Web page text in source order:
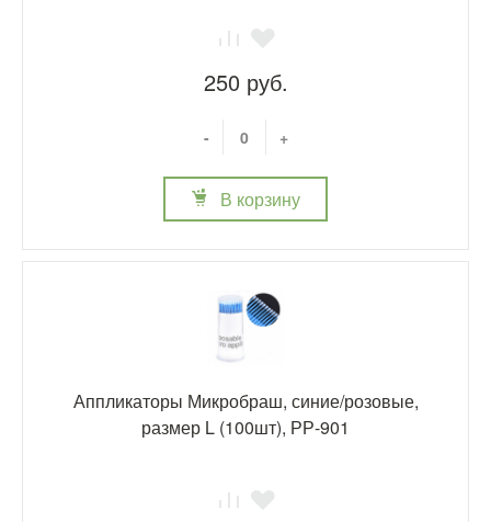
250 руб.
- +
В корзину
Аппликаторы Микробраш, синие/розовые,
размер L (100шт), РР-901